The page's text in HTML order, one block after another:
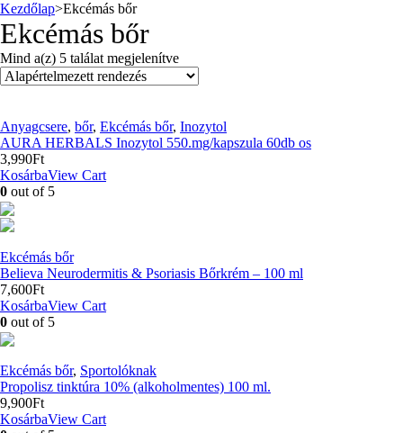
Kezdőlap>Ekcémás bőr
Ekcémás bőr
Mind a(z) 5 találat megjelenítve
Anyagcsere, bőr, Ekcémás bőr, Inozytol
AURA HERBALS Inozytol 550.mg/kapszula 60db os
3,990Ft
KosárbaView Cart
0 out of 5
Ekcémás bőr
Believa Neurodermitis & Psoriasis Bőrkrém – 100 ml
7,600Ft
KosárbaView Cart
0 out of 5
Ekcémás bőr, Sportolóknak
Propolisz tinktúra 10% (alkoholmentes) 100 ml.
9,900Ft
KosárbaView Cart